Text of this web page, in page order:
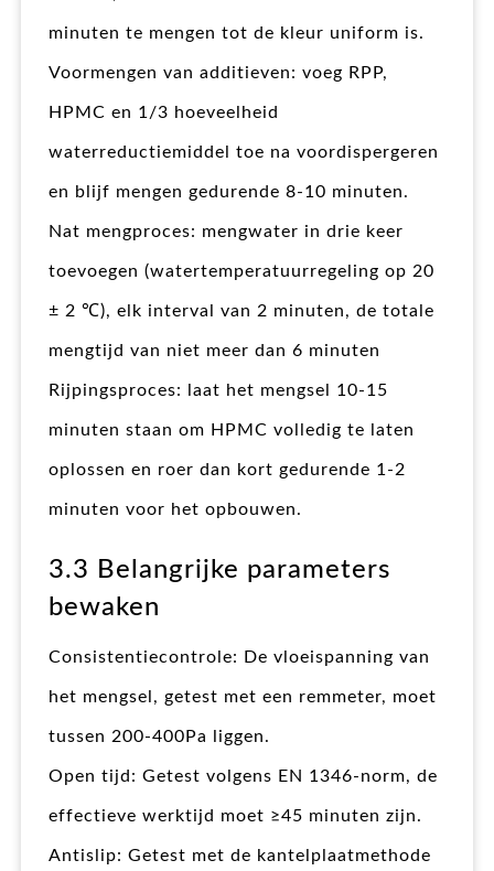
minuten te mengen tot de kleur uniform is.
Voormengen van additieven: voeg RPP,
HPMC en 1/3 hoeveelheid
waterreductiemiddel toe na voordispergeren
en blijf mengen gedurende 8-10 minuten.
Nat mengproces: mengwater in drie keer
toevoegen (watertemperatuurregeling op 20
± 2 ℃), elk interval van 2 minuten, de totale
mengtijd van niet meer dan 6 minuten
Rijpingsproces: laat het mengsel 10-15
minuten staan om HPMC volledig te laten
oplossen en roer dan kort gedurende 1-2
minuten voor het opbouwen.
3.3 Belangrijke parameters
bewaken
Consistentiecontrole: De vloeispanning van
het mengsel, getest met een remmeter, moet
tussen 200-400Pa liggen.
Open tijd: Getest volgens EN 1346-norm, de
effectieve werktijd moet ≥45 minuten zijn.
Antislip: Getest met de kantelplaatmethode